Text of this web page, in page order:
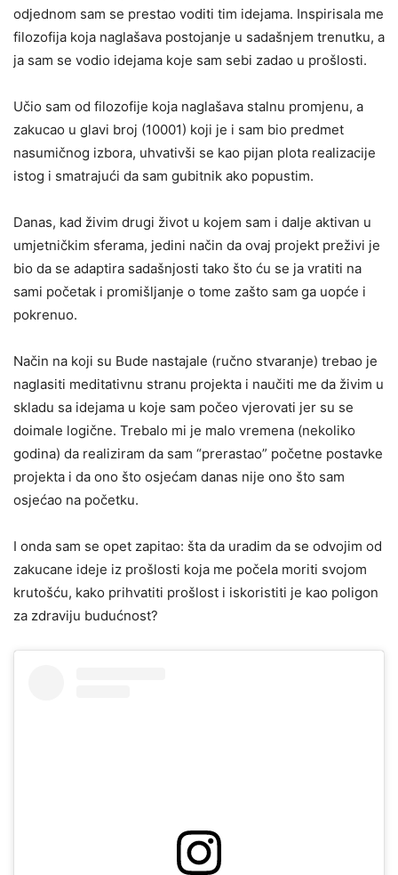
odjednom sam se prestao voditi tim idejama. Inspirisala me
filozofija koja naglašava postojanje u sadašnjem trenutku, a
ja sam se vodio idejama koje sam sebi zadao u prošlosti.
Učio sam od filozofije koja naglašava stalnu promjenu, a
zakucao u glavi broj (10001) koji je i sam bio predmet
nasumičnog izbora, uhvativši se kao pijan plota realizacije
istog i smatrajući da sam gubitnik ako popustim.
Danas, kad živim drugi život u kojem sam i dalje aktivan u
umjetničkim sferama, jedini način da ovaj projekt preživi je
bio da se adaptira sadašnjosti tako što ću se ja vratiti na
sami početak i promišljanje o tome zašto sam ga uopće i
pokrenuo.
Način na koji su Bude nastajale (ručno stvaranje) trebao je
naglasiti meditativnu stranu projekta i naučiti me da živim u
skladu sa idejama u koje sam počeo vjerovati jer su se
doimale logične. Trebalo mi je malo vremena (nekoliko
godina) da realiziram da sam “prerastao” početne postavke
projekta i da ono što osjećam danas nije ono što sam
osjećao na početku.
I onda sam se opet zapitao: šta da uradim da se odvojim od
zakucane ideje iz prošlosti koja me počela moriti svojom
krutošću, kako prihvatiti prošlost i iskoristiti je kao poligon
za zdraviju budućnost?